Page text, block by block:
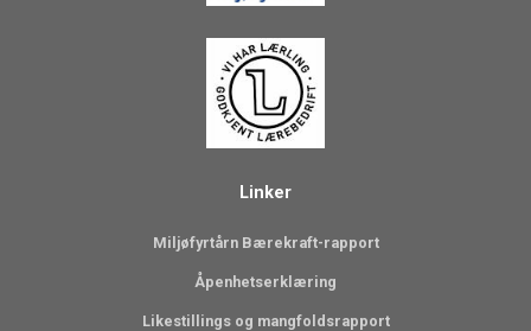
Linker
Miljøfyrtårn Bærekraft-rapport
Åpenhetserklæring
Likestillings og mangfoldsrapport